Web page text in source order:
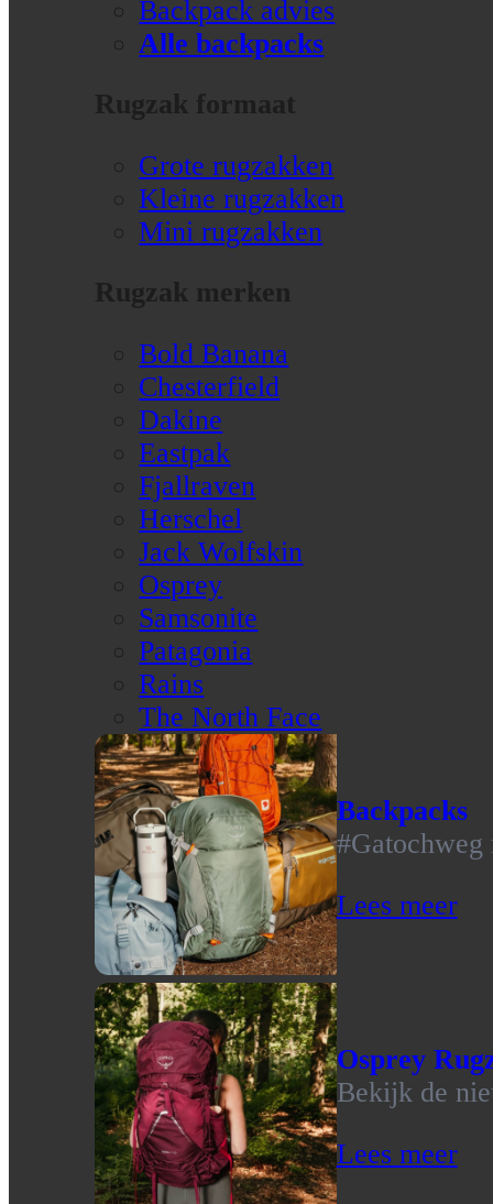
Backpack advies
Alle backpacks
Rugzak formaat
Grote rugzakken
Kleine rugzakken
Mini rugzakken
Rugzak merken
Bold Banana
Chesterfield
Dakine
Eastpak
Fjallraven
Herschel
Jack Wolfskin
Osprey
Samsonite
Patagonia
Rains
The North Face
Backpacks
#Gatochweg
Lees meer
Osprey
Bekijk de
Lees meer